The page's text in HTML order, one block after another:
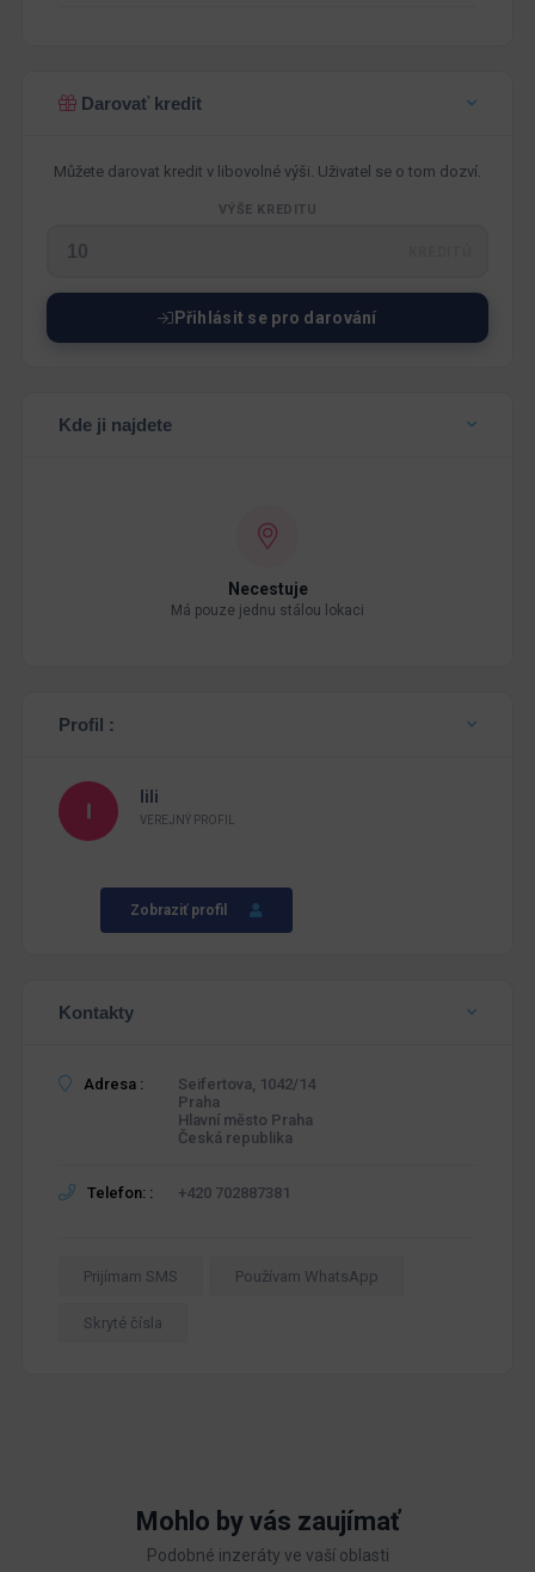
Darovať kredit
Můžete darovat kredit v libovolné výši. Uživatel se o tom dozví.
VÝŠE KREDITU
Přihlásit se pro darování
Kde ji najdete
Necestuje
Má pouze jednu stálou lokaci
Profil :
lili
VEREJNÝ PROFIL
Zobraziť profil
Kontakty
Adresa :
Seifertova, 1042/14
Praha
Hlavní město Praha
Česká republika
Telefon: : +420 702887381
Prijímam SMS Používam WhatsApp
Skryté čísla
Mohlo by vás zaujímať
Podobné inzeráty ve vaší oblasti